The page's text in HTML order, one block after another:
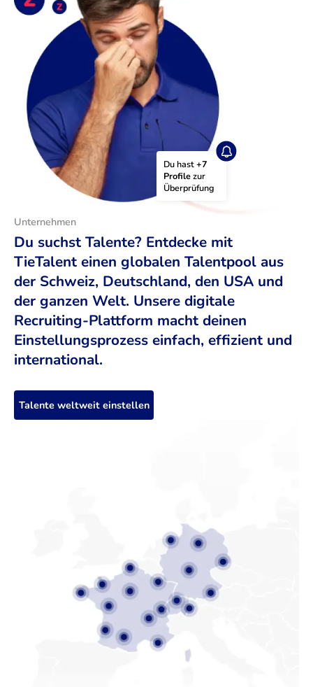
Du hast +7
Profile zur
Überprüfung
Unternehmen
Du suchst Talente? Entdecke mit
TieTalent einen globalen Talentpool aus
der Schweiz, Deutschland, den USA und
der ganzen Welt. Unsere digitale
Recruiting-Plattform macht deinen
Einstellungsprozess einfach, effizient und
international.
Talente weltweit einstellen